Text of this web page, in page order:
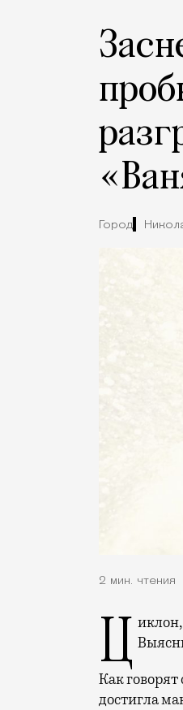
Город
2 мин. чтения
Циклон, о котором говорили всю неделю, наконец показал свой характер.
Как
достигла